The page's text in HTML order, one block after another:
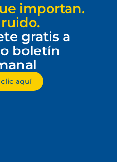
importan.
gratis a
boletín
clic aquí